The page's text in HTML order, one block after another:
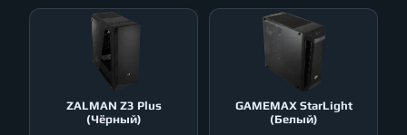
ZALMAN Z3 Plus
(Чёрный)
GAMEMAX StarLight
(Белый)